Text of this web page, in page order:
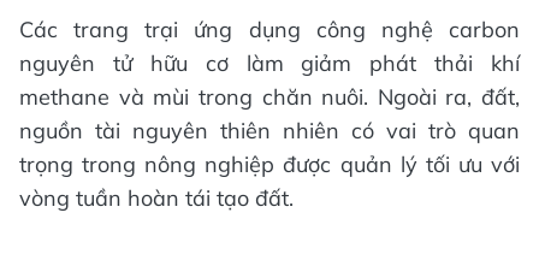
Các trang trại ứng dụng công nghệ carbon
nguyên tử hữu cơ làm giảm phát thải khí
methane và mùi trong chăn nuôi. Ngoài ra, đất,
nguồn tài nguyên thiên nhiên có vai trò quan
trọng trong nông nghiệp được quản lý tối ưu với
vòng tuần hoàn tái tạo đất.